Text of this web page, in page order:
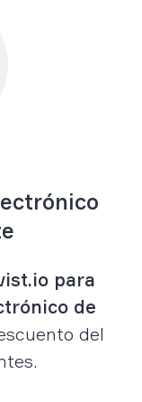
para
de
del